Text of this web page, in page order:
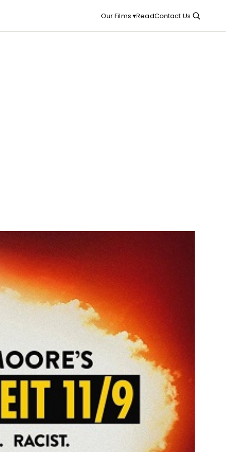
Our Films ▾ReadContact Us